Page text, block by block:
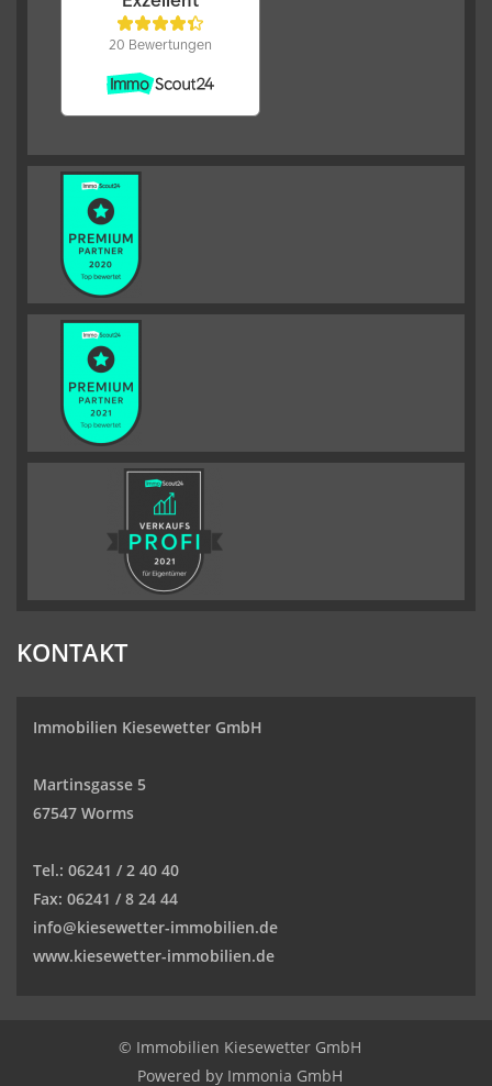
KONTAKT
Immobilien Kiesewetter GmbH
Martinsgasse 5
67547 Worms
Tel.: 06241 / 2 40 40
Fax: 06241 / 8 24 44
info@kiesewetter-immobilien.de
www.kiesewetter-immobilien.de
© Immobilien Kiesewetter GmbH
Powered by Immonia GmbH